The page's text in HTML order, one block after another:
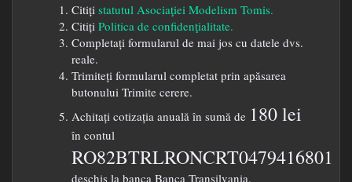
Citiți statutul Asociaţiei Modelism Tomis.
Citiți Politica de confidenţialitate.
Completați formularul de mai jos cu datele dvs.
reale.
Trimiteți formularul completat prin apăsarea
butonului Trimite cerere.
Achitați cotizația anuală în sumă de 180 lei
în contul
RO82BTRLRONCRT0479416801
deschis la banca Banca Transilvania.